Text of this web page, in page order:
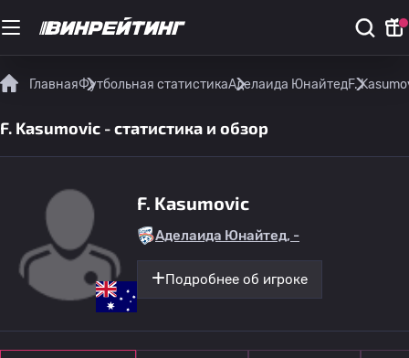
ГлавнаяФутбольная статистикаАделаида ЮнайтедF.
F. Kasumovic - статистика и обзор
F. Kasumovic
Аделаида Юнайтед, -
Подробнее об игроке